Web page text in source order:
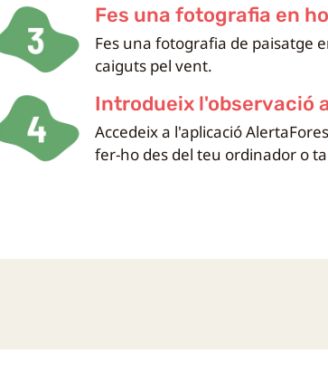
Fes una fotografia en
Fes una fotografia de paisatge
caiguts pel vent.
Introdueix l'observació
Accedeix a l'aplicació
fer-ho des del teu ordinador o